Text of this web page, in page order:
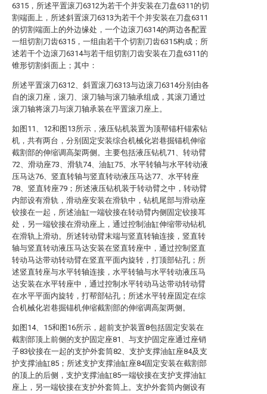
6315，所述平置滚刀6312为若干个并安装在刀盘6311的切
割端面上，所述斜置滚刀6313为若干个并安装在刀盘6311
的切割端面上的外边缘处，一个边滚刀6314的两边各配置
一组切割刀齿6315，一组由若干个切割刀齿6315构成；所
述若干个边滚刀6314与若干组切割刀齿安装在刀盘6311的
锥形切割斜面上；其中：
所述平置滚刀6312、斜置滚刀6313与边滚刀6314分别由各
自的滚刀座，滚刀、滚刀轴与滚刀轴承组成，其滚刀通过
滚刀轴将滚刀与滚刀轴承装在平置滚刀座上。
如图11、12和图13所示，液压钻机装置为顶帮锚杆锚索钻
机，共有两台，分别固定安装综合机械化岩巷掘锚机伸缩
截割部的伸缩调高架两侧。主要包括液压钻机71、转动臂
72、滑动座73、滑轨74、油缸75、水平转轴与水平转动液
压马达76、竖直转轴与竖直转动液压马达77、水平转座
78、竖直转座79；所述液压钻机装于转动臂之中，转动臂
内部设有滑轨，滑动座安装在滑轨中，钻机尾部与滑动座
铰接在一起，所述油缸一端铰接在转动臂内侧固定铰接耳
处，另一端铰接在滑动座上，通过控制油缸伸缩带动钻机
在滑轨上滑动。所述转动臂末端与竖直转轴连接，竖直转
轴与竖直转动液压马达安装在竖直转座中，通过控制竖直
转动马达带动转动臂在竖直平面内旋转，打顶部钻孔；所
述竖直转座与水平转轴连接，水平转轴与水平转动液压马
达安装在水平转座中，通过控制水平转动马达带动转动臂
在水平平面内旋转，打帮部钻孔；所述水平转座固定在综
合机械化岩巷掘锚机伸缩截割部的伸缩调高架两侧。
如图14、15和图16所示，超前支护装置8包括固定安装在
截割部顶上前侧的支护固定座81、与支护固定座通过座销
子83铰接在一起的支护外套筒82、支护支撑油缸座84及支
护支撑油缸85；所述支护支撑油缸座84固定安装在截割部
的顶上的后侧，支护支撑油缸85一端铰接在支护支撑油缸
座上，另一端铰接在支护外套筒上。支护外套筒内侧设有